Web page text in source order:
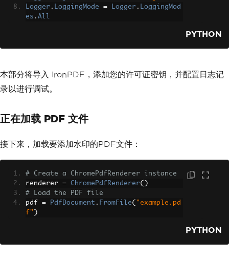
Logger . LoggingMode = Logger . LoggingMod
es . All
PYTHON
本部分将导入 IronPDF，添加您的许可证密钥，并配置日志记
录以进行调试。
正在加载 PDF 文件
接下来，加载要添加水印的PDF文件：
# Create a ChromePdfRenderer instance
renderer = ChromePdfRenderer()
# Load the PDF file
pdf = PdfDocument . FromFile( "example.pd
f" )
PYTHON